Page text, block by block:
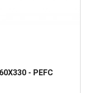
- PEFC